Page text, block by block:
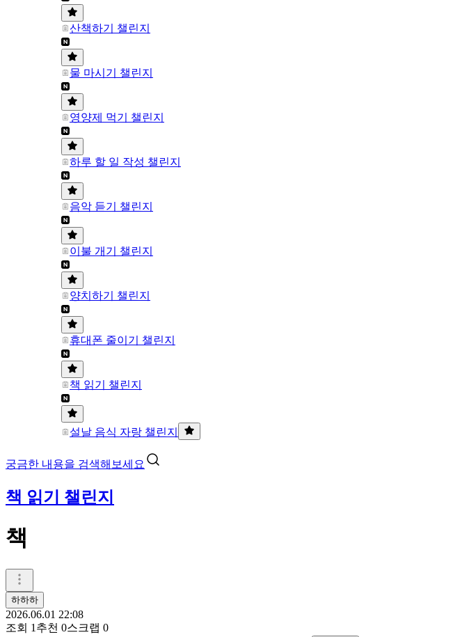
산책하기 챌린지
물 마시기 챌린지
영양제 먹기 챌린지
하루 할 일 작성 챌린지
음악 듣기 챌린지
이불 개기 챌린지
양치하기 챌린지
휴대폰 줄이기 챌린지
책 읽기 챌린지
설날 음식 자랑 챌린지
궁금한 내용을 검색해보세요
책 읽기 챌린지
책
하하하
2026.06.01 22:08
조회 1 추천 0스크랩 0